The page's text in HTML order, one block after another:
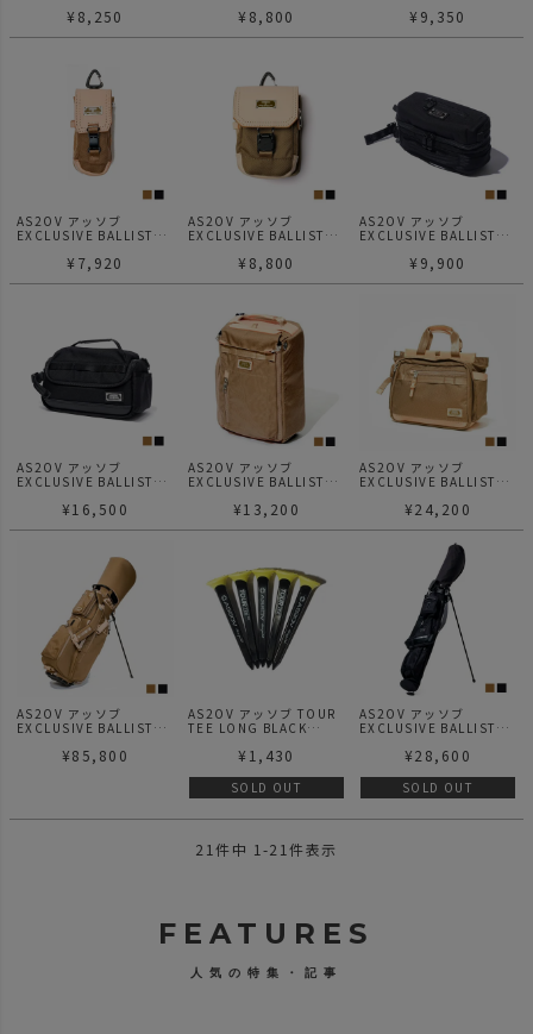
UTILITY GOLF SERIES
¥ 8,250
FAIRWAY WOOD GOLF
¥ 8,800
DRIVER GOLF SERIES
¥ 9,350
AS2OV アッソブ
EXCLUSIVE BALLISTIC
GOLF SERIES ボールケ
¥ 7,920
AS2OV アッソブ
EXCLUSIVE BALLISTIC
GOLF SERIES スコープ
¥ 8,800
AS2OV アッソブ
EXCLUSIVE BALLISTIC
SERIES ポーチ ゴルフシ
¥ 9,900
AS2OV アッソブ
EXCLUSIVE BALLISTIC
POUCH GOLF SERIES
¥16,500
AS2OV アッソブ
EXCLUSIVE BALLISTIC
GOLF SERIES シューズ
¥13,200
AS2OV アッソブ
EXCLUSIVE BALLISTIC
TOTE GOLF SERIES マ
リーズ ミニトート
¥24,200
AS2OV アッソブ
EXCLUSIVE BALLISTIC
GOLF SERIES キャディ
¥85,800
AS2OV アッソブ TOUR
TEE LONG BLACK
ィー ブラック ゴルフシ
¥ 1,430
SOLD OUT
AS2OV アッソブ
EXCLUSIVE BALLISTIC
BAG GOLF SERIES セル
シリーズ
¥28,600
SOLD OUT
21件中 1 -21件表示
FEATURES
人気の特集・記事